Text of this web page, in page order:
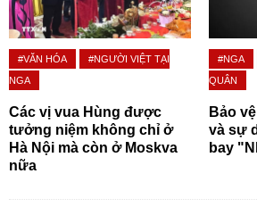
#VĂN HÓA
#NGƯỜI VIỆT TẠI
NGA
Các vị vua Hùng được
tưởng niệm không chỉ ở
Hà Nội mà còn ở Moskva
nữa
#NGA
QUÂN
Bảo
và sự
bay